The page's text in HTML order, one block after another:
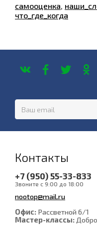
самооценка
что_где_когда
Контакты
+7 (950) 55-33-833
Звоните с 9:00 до 18:00
nootop@mail.ru
Офис: Рассветной 6/1
Мастер-классы: